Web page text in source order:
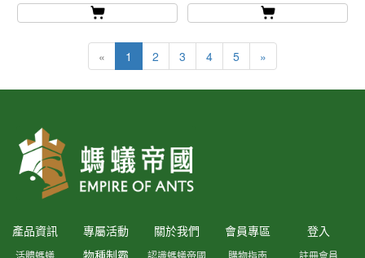
« 1 2 3 4 5 »
產品資訊 專屬活動 關於我們 會員專區 登入
活體螞蟻 物種制霸 認識螞蟻帝國 購物指南
註冊會員